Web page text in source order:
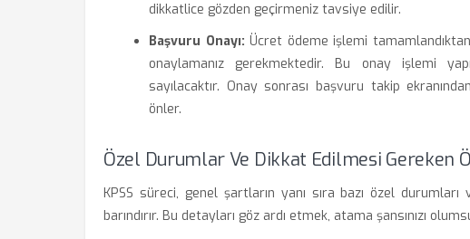
dikkatlice gözden geçirmeniz tavsiye edilir.
Başvuru Onayı: Ücret ödeme işlemi
onaylamanız gerekmektedir. Bu onay işlemi
sayılacaktır. Onay sonrası başvuru takip
önler.
Özel Durumlar Ve Dikkat Edilmesi Gereken
KPSS süreci, genel şartların yanı sıra bazı özel
barındırır. Bu detayları göz ardı etmek, atama şansınızı